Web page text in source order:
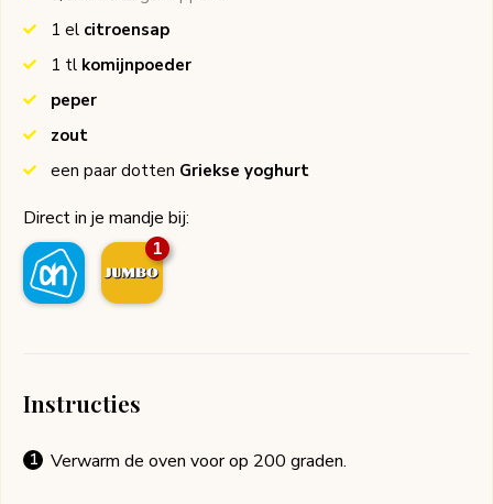
1 el citroensap
1 tl komijnpoeder
peper
zout
een paar dotten Griekse yoghurt
Direct in je mandje bij:
1
Instructies
Verwarm de oven voor op 200 graden.